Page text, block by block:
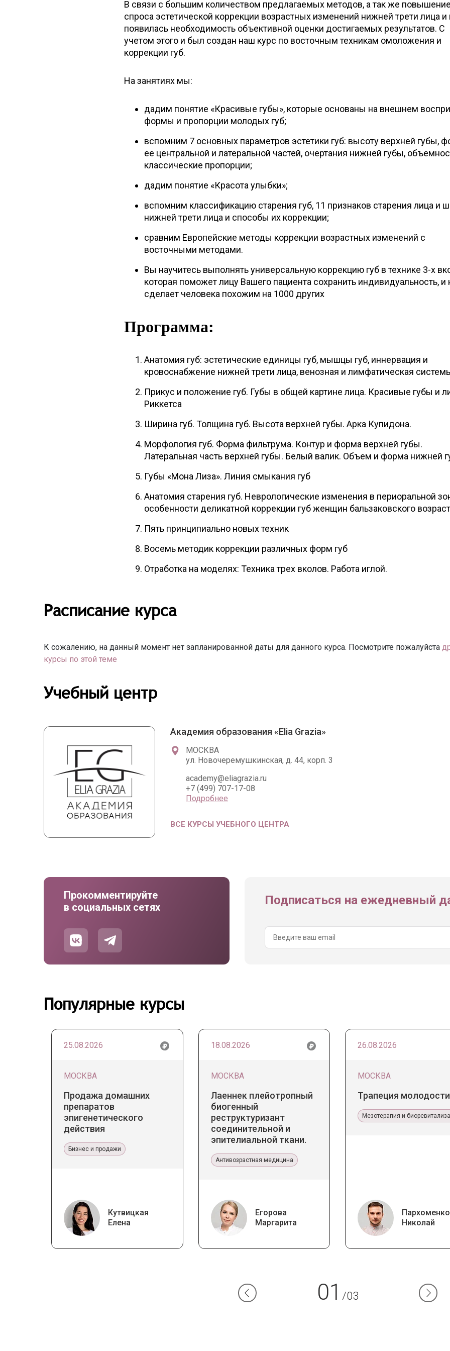
В связи с большим количеством предлагаемых методов, а так же
спроса эстетической коррекции возрастных изменений нижней трети лица и
появилась необходимость объективной оценки достигаемых результатов. С
учетом этого и был создан наш курс по восточным техникам омоложения и
коррекции губ.
На занятиях мы:
дадим понятие «Красивые губы», которые основаны на внешнем
формы и пропорции молодых губ;
вспомним 7 основных параметров эстетики губ: высоту верхней губы,
ее центральной и латеральной частей, очертания нижней губы,
классические пропорции;
дадим понятие «Красота улыбки»;
вспомним классификацию старения губ, 11 признаков старения лица и
нижней трети лица и способы их коррекции;
сравним Европейские методы коррекции возрастных изменений с
восточными методами.
Вы научитесь выполнять универсальную коррекцию губ в технике 3-х
которая поможет лицу Вашего пациента сохранить индивидуальность, и
сделает человека похожим на 1000 других
Программа:
Анатомия губ: эстетические единицы губ, мышцы губ, иннервация и
кровоснабжение нижней трети лица, венозная и лимфатическая
Прикус и положение губ. Губы в общей картине лица. Красивые губы и
Риккетса
Ширина губ. Толщина губ. Высота верхней губы. Арка Купидона.
Морфология губ. Форма фильтрума. Контур и форма верхней губы.
Латеральная часть верхней губы. Белый валик. Объем и форма нижней
Губы «Мона Лиза». Линия смыкания губ
Анатомия старения губ. Неврологические изменения в периоральной
особенности деликатной коррекции губ женщин бальзаковского
Пять принципиально новых техник
Восемь методик коррекции различных форм губ
Отработка на моделях: Техника трех вколов. Работа иглой.
Расписание курса
К сожалению, на данный момент нет запланированной даты для данного курса. Посмотрите пожалуйста
курсы по этой теме
Учебный центр
Академия образования «Elia Grazia»
МОСКВА
ул. Новочеремушкинская, д. 44, корп. 3
academy@eliagrazia.ru
+7 (499) 707-17-08
Подробнее
ВСЕ КУРСЫ УЧЕБНОГО ЦЕНТРА
Прокомментируйте
в социальных сетях
Подписаться на ежедневный
Популярные курсы
25.08.2026
МОСКВА
Продажа домашних
препаратов
эпигенетического
действия
Бизнес и продажи
Кутвицкая
Елена
18.08.2026
МОСКВА
Лаеннек плейотропный
биогенный
реструктуризант
соединительной и
эпителиальной ткани.
эстетической медицине
Антивозрастная медицина
Егорова
Маргарита
26.08.2026
МОСКВА
Трапеция молодости
Мезотерапия и
Пархоменко
Николай
01 /03